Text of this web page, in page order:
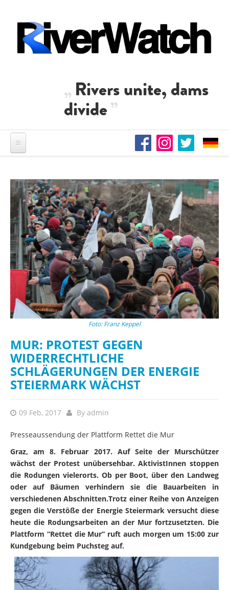
Rivers unite, dams
divide
Foto: Franz Keppel
MUR: PROTEST GEGEN
WIDERRECHTLICHE
SCHLÄGERUNGEN DER ENERGIE
STEIERMARK WÄCHST
09 Feb, 2017 By admin
Presseaussendung der Plattform Rettet die Mur
Graz, am 8. Februar 2017. Auf Seite der Murschützer
wächst der Protest unübersehbar. AktivistInnen stoppen
die Rodungen vielerorts. Ob per Boot, über den Landweg
oder auf Bäumen verhindern sie die Bauarbeiten in
verschiedenen Abschnitten.Trotz einer Reihe von Anzeigen
gegen die Verstöße der Energie Steiermark versucht diese
heute die Rodungsarbeiten an der Mur fortzusetzten. Die
Plattform “Rettet die Mur” ruft auch morgen um 15:00 zur
Kundgebung beim Puchsteg auf.